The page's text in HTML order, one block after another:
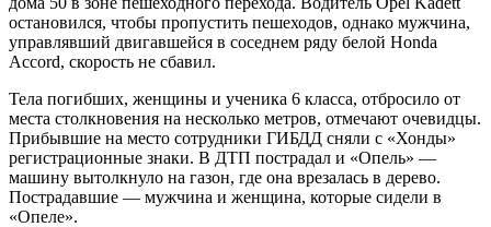
остановился, чтобы пропустить пешеходов, однако мужчина,
управлявший двигавшейся в соседнем ряду белой Honda
Accord, скорость не сбавил.
Тела погибших, женщины и ученика 6 класса, отбросило от
места столкновения на несколько метров, отмечают очевидцы.
Прибывшие на место сотрудники ГИБДД сняли с «Хонды»
регистрационные знаки. В ДТП пострадал и «Опель» —
машину вытолкнуло на газон, где она врезалась в дерево.
Пострадавшие — мужчина и женщина, которые сидели в
«Опеле».